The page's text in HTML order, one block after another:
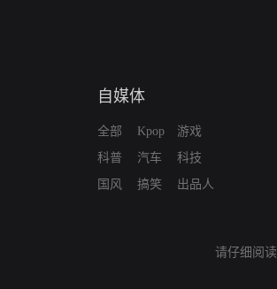
自媒体
全部
科普
国风
Kpop
汽车
搞笑
游戏
科技
出品人
请仔细阅读